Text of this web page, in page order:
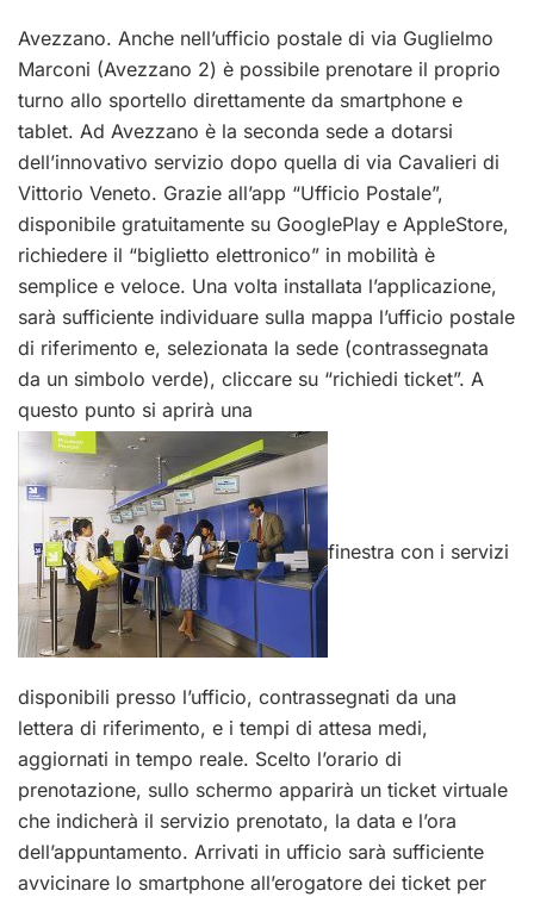
Avezzano. Anche nell’ufficio postale di via Guglielmo
Marconi (Avezzano 2) è possibile prenotare il proprio
turno allo sportello direttamente da smartphone e
tablet. Ad Avezzano è la seconda sede a dotarsi
dell’innovativo servizio dopo quella di via Cavalieri di
Vittorio Veneto. Grazie all’app “Ufficio Postale”,
disponibile gratuitamente su GooglePlay e AppleStore,
richiedere il “biglietto elettronico” in mobilità è
semplice e veloce. Una volta installata l’applicazione,
sarà sufficiente individuare sulla mappa l’ufficio postale
di riferimento e, selezionata la sede (contrassegnata
da un simbolo verde), cliccare su “richiedi ticket”. A
questo punto si aprirà una
finestra con i servizi
disponibili presso l’ufficio, contrassegnati da una
lettera di riferimento, e i tempi di attesa medi,
aggiornati in tempo reale. Scelto l’orario di
prenotazione, sullo schermo apparirà un ticket virtuale
che indicherà il servizio prenotato, la data e l’ora
dell’appuntamento. Arrivati in ufficio sarà sufficiente
avvicinare lo smartphone all’erogatore dei ticket per